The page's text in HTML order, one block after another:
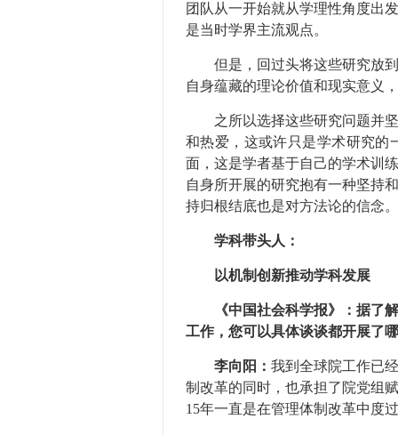
团队从一开始就从学理性角度出
是当时学界主流观点。
但是，回过头将这些研究放到
自身蕴藏的理论价值和现实意义
之所以选择这些研究问题并坚
和热爱，这或许只是学术研究的
面，这是学者基于自己的学术训
自身所开展的研究抱有一种坚持
持归根结底也是对方法论的信念。
学科带头人：
以机制创新推动学科发展
《中国社会科学报》：据了解
工作，您可以具体谈谈都开展了
李向阳： 我到全球院工作已
制改革的同时，也承担了院党组
15年一直是在管理体制改革中度